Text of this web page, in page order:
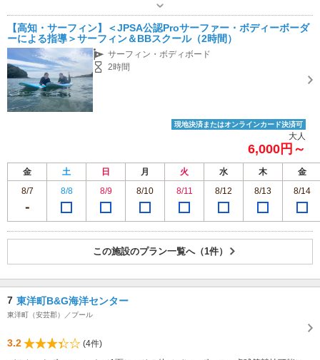
（暗くなる迄） ［定休日］嵐の日（年中無休
【高知・サーフィン】＜JPSA公認Proサーファー・ボディーボーダ
ーによる指導＞サーフィン＆BBスクール（2時間）
サーフィン・ボディボード
2時間
現地決済またはオンラインカード決済可
大人
6,000円～
金 土 日 月 火 水 木
金
8/7
8/8 8/9 8/10 8/11 8/12 8/13 8/14
この施設のプラン一覧へ（1件）
7 東洋町B&G海洋センター
東洋町（安芸郡）／プール
3.2
(4件)